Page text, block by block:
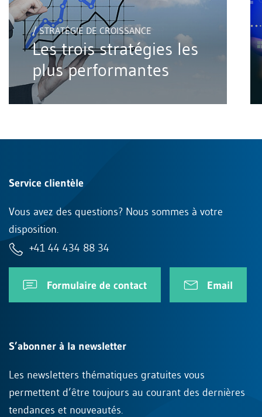
/ STRATÉGIE DE CROISSANCE
Les trois stratégies les
plus performantes
Service clientèle
Vous avez des questions? Nous sommes à votre
disposition.
+41 44 434 88 34
Formulaire de contact Email
S’abonner à la newsletter
Les newsletters thématiques gratuites vous
permettent d’être toujours au courant des dernières
tendances et nouveautés.